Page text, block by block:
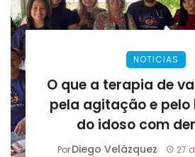
NOTICIAS
O que a terapia de
pela agitação e
do idoso com
PorDiego Velázquez 27